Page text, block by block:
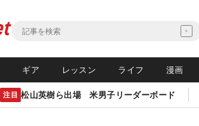
ギア レッスン ライフ 漫画
注目 松山英樹ら出場 米男子リーダーボード